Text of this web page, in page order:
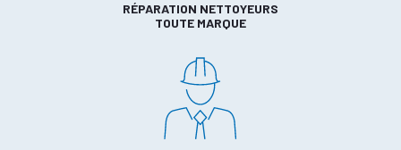
RÉPARATION NETTOYEURS
TOUTE MARQUE